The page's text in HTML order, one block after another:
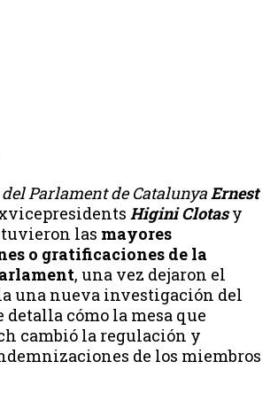
Parlament de CatalunyaErnest
Higini Clotasy
las mayores
o gratificaciones de la
, una vez dejaron el
una nueva investigación del
detalla cómo la mesa que
cambió la regulación y
de los miembros